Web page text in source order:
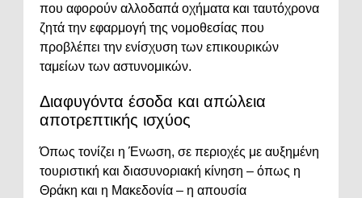
που αφορούν αλλοδαπά οχήματα και ταυτόχρονα
ζητά την εφαρμογή της νομοθεσίας που
προβλέπει την ενίσχυση των επικουρικών
ταμείων των αστυνομικών.
Διαφυγόντα έσοδα και απώλεια
αποτρεπτικής ισχύος
Όπως τονίζει η Ένωση, σε περιοχές με αυξημένη
τουριστική και διασυνοριακή κίνηση – όπως η
Θράκη και η Μακεδονία – η απουσία